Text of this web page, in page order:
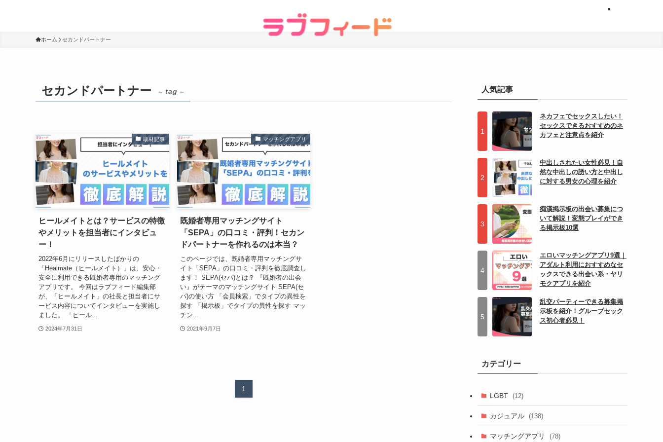
ホーム セカンドパートナー
セカンドパートナー – tag –
取材記事
ヒールメイトとは？サービスの特徴
やメリットを担当者にインタビュ
ー！
2022年6月にリリースしたばかりの
「Healmate（ヒールメイト）」は、安心・
安全に利用できる既婚者専用のマッチング
アプリです。 今回はラブフィード編集部
が、「ヒールメイト」の社長と担当者にサ
ービス内容についてインタビューを実施し
ました。 「ヒール...
2024年7月31日
マッチングアプリ
既婚者専用マッチングサイト
「SEPA」の口コミ・評判！セカン
ドパートナーを作れるのは本当？
このページでは、既婚者専用マッチングサ
イト「SEPA」の口コミ・評判を徹底調査し
ます！ SEPA(セパ)とは？ 『既婚者の出会
い』がテーマのマッチングサイト SEPA(セ
パ)の使い方 「会員検索」でタイプの異性を
探す 「掲示板」でタイプの異性を探す マッ
チン...
2021年9月7日
1
人気記事
ネカフェでセックスしたい！
セックスできるおすすめのネ
カフェと注意点を紹介
中出しされたい女性必見！自
然な中出しの誘い方と中出し
に対する男女の心理を紹介
痴漢掲示板の出会い募集につ
いて解説！変態プレイができ
る掲示板10選
エロいマッチングアプリ9選｜
アダルト利用におすすめなセ
ックスできる出会い系・ヤリ
モクアプリを紹介
乱交パーティーできる募集掲
示板を紹介！グループセック
ス初心者必見！
カテゴリー
LGBT (12)
カジュアル (138)
マッチングアプリ (78)